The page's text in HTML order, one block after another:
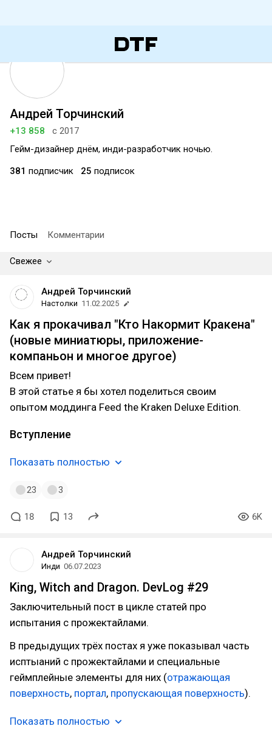
Андрей Торчинский
+13 858
с 2017
Гейм-дизайнер днём, инди-разработчик ночью.
381 подписчик 25 подписок
Посты Комментарии
Свежее
Андрей Торчинский
Настолки 11.02.2025
Как я прокачивал "Кто Накормит Кракена"
(новые миниатюры, приложение-
компаньон и многое другое)
Всем привет!
В этой статье я бы хотел поделиться своим
опытом моддинга Feed the Kraken Deluxe Edition.
Вступление
Показать полностью
23 3
18 13 6K
Андрей Торчинский
Инди 06.07.2023
King, Witch and Dragon. DevLog #29
Заключительный пост в цикле статей про
испытания с прожектайлами.
В предыдущих трёх постах я уже показывал часть
исптыаний с прожектайлами и специальные
геймплейные элементы для них (отражающая
поверхность, портал, пропускающая поверхность).
Показать полностью